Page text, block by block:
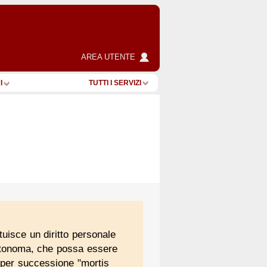
AREA UTENTE
TUTTI I SERVIZI
un diritto personale
che possa essere
successione "mortis